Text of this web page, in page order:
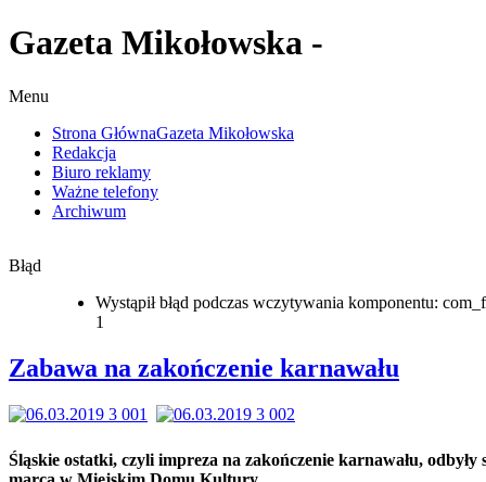
Gazeta Mikołowska -
Menu
Strona GłównaGazeta Mikołowska
Redakcja
Biuro reklamy
Ważne telefony
Archiwum
Błąd
Wystąpił błąd podczas wczytywania komponentu:
1
Zabawa na zakończenie karnawału
Śląskie ostatki, czyli impreza na zakończenie karnawału, odbyły